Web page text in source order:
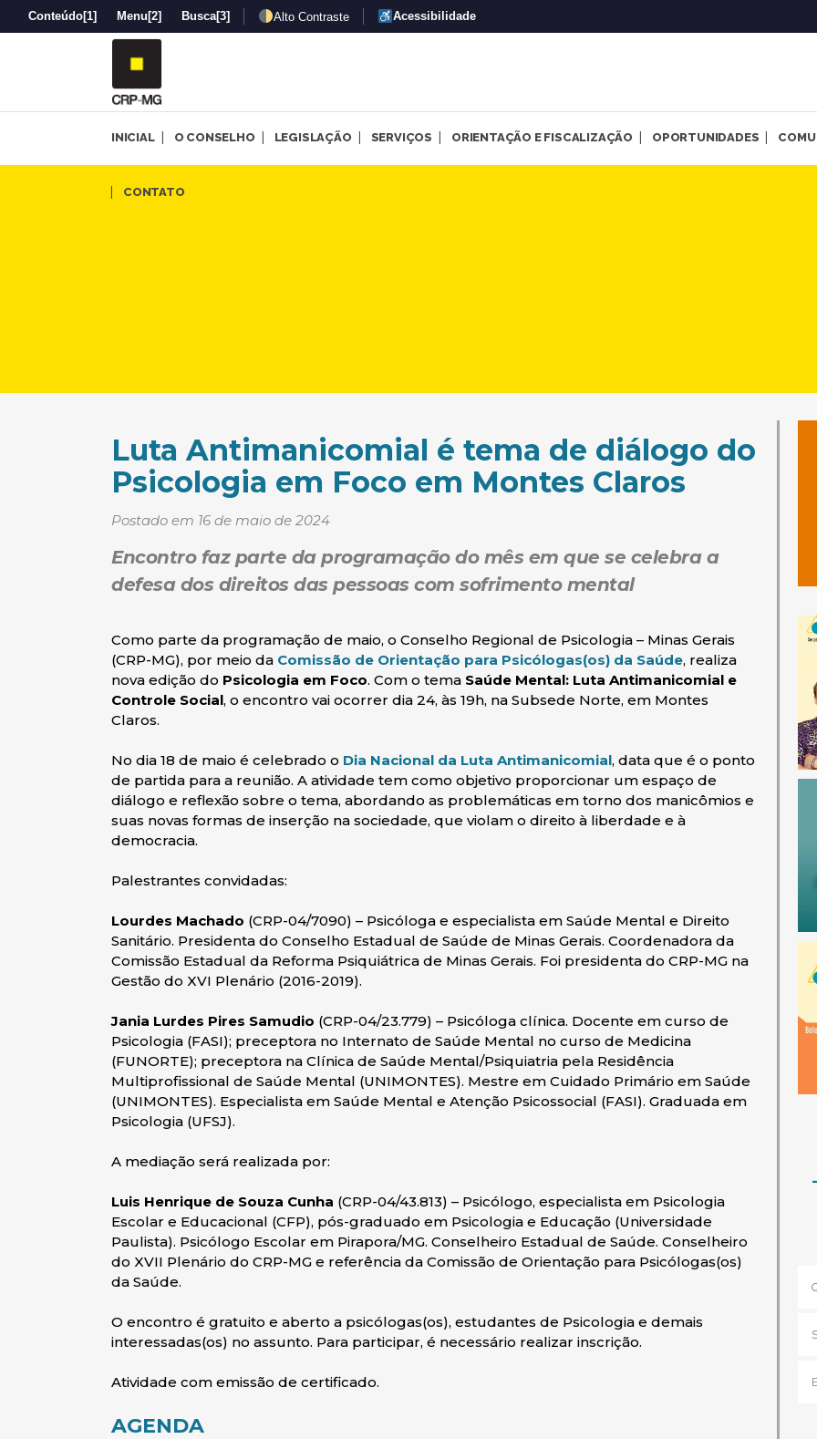
Conteúdo[1] Menu [2] Busca[3] Alto Contraste Acessibilidade
INICIAL O CONSELHO LEGISLAÇÃO SERVIÇOS ORIENTAÇÃO E FISCALIZAÇÃO OPORTUNIDADES
CONTATO
Luta Antimanicomial é tema de diálogo do Psicologia em
Luta Antimanicomial é tema de diálogo do
Psicologia em Foco em Montes Claros
Postado em 16 de maio de 2024
Encontro faz parte da programação do mês em que se celebra a
defesa dos direitos das pessoas com sofrimento mental
Como parte da programação de maio, o Conselho Regional de Psicologia – Minas Gerais
(CRP-MG), por meio da Comissão de Orientação para Psicólogas(os) da Saúde(abre em nova
, realiza
nova edição do Psicologia em Foco. Com o tema Saúde Mental: Luta Antimanicomial e
Controle Social, o encontro vai ocorrer dia 24, às 19h, na Subsede Norte, em Montes
Claros.
No dia 18 de maio é celebrado o Dia Nacional da Luta Antimanicomial(abre em nova janela)
, data que é o ponto
de partida para a reunião. A atividade tem como objetivo proporcionar um espaço de
diálogo e reflexão sobre o tema, abordando as problemáticas em torno dos manicômios e
suas novas formas de inserção na sociedade, que violam o direito à liberdade e à
democracia.
Palestrantes convidadas:
Lourdes Machado (CRP-04/7090) – Psicóloga e especialista em Saúde Mental e Direito
Sanitário. Presidenta do Conselho Estadual de Saúde de Minas Gerais. Coordenadora da
Comissão Estadual da Reforma Psiquiátrica de Minas Gerais. Foi presidenta do CRP-MG na
Gestão do XVI Plenário (2016-2019).
Jania Lurdes Pires Samudio (CRP-04/23.779) – Psicóloga clínica. Docente em curso de
Psicologia (FASI); preceptora no Internato de Saúde Mental no curso de Medicina
(FUNORTE); preceptora na Clínica de Saúde Mental/Psiquiatria pela Residência
Multiprofissional de Saúde Mental (UNIMONTES). Mestre em Cuidado Primário em Saúde
(UNIMONTES). Especialista em Saúde Mental e Atenção Psicossocial (FASI). Graduada em
Psicologia (UFSJ).
A mediação será realizada por:
Luis Henrique de Souza Cunha (CRP-04/43.813) – Psicólogo, especialista em Psicologia
Escolar e Educacional (CFP), pós-graduado em Psicologia e Educação (Universidade
Paulista). Psicólogo Escolar em Pirapora/MG. Conselheiro Estadual de Saúde. Conselheiro
do XVII Plenário do CRP-MG e referência da Comissão de Orientação para Psicólogas(os)
da Saúde.
O encontro é gratuito e aberto a psicólogas(os), estudantes de Psicologia e demais
interessadas(os) no assunto. Para participar, é necessário realizar inscrição.
Atividade com emissão de certificado.
AGENDA